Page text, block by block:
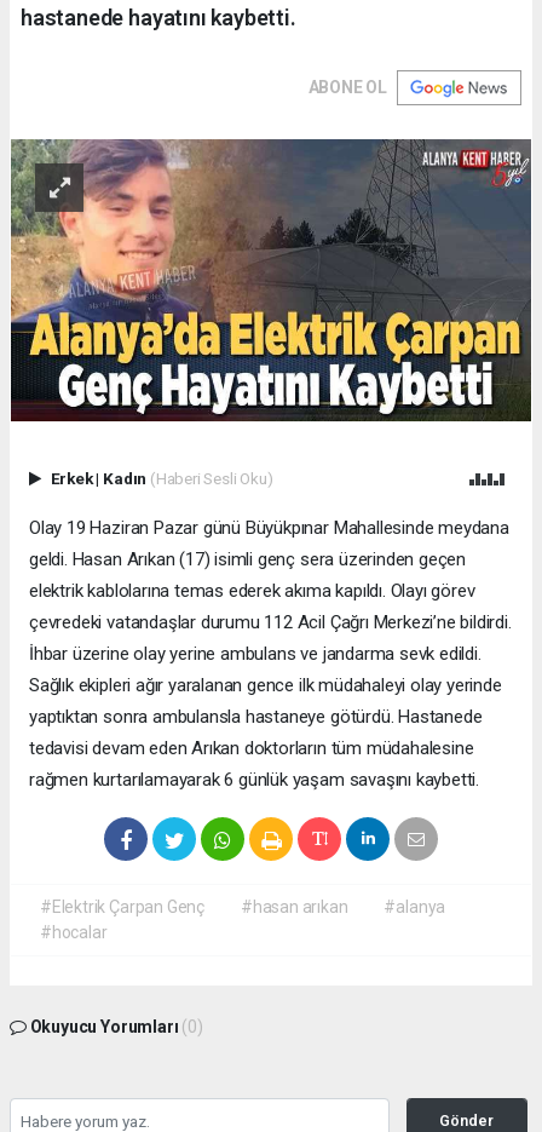
hastanede hayatını kaybetti.
ABONE OL
Erkek| Kadın (Haberi Sesli Oku)
Olay 19 Haziran Pazar günü Büyükpınar Mahallesinde meydana
geldi. Hasan Arıkan (17) isimli genç sera üzerinden geçen
elektrik kablolarına temas ederek akıma kapıldı. Olayı görev
çevredeki vatandaşlar durumu 112 Acil Çağrı Merkezi’ne bildirdi.
İhbar üzerine olay yerine ambulans ve jandarma sevk edildi.
Sağlık ekipleri ağır yaralanan gence ilk müdahaleyi olay yerinde
yaptıktan sonra ambulansla hastaneye götürdü. Hastanede
tedavisi devam eden Arıkan doktorların tüm müdahalesine
rağmen kurtarılamayarak 6 günlük yaşam savaşını kaybetti.
#Elektrik Çarpan Genç #hasan arıkan
#alanya
#hocalar
Okuyucu Yorumları (0)
Gönder